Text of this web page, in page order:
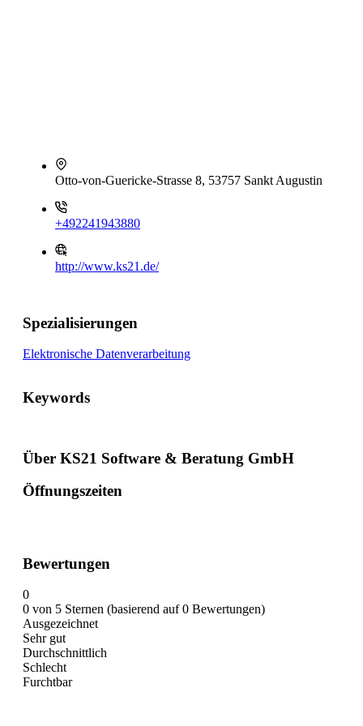
Otto-von-Guericke-Strasse 8, 53757 Sankt Augustin
+492241943880
http://www.ks21.de/
Spezialisierungen
Elektronische Datenverarbeitung
Keywords
Über KS21 Software & Beratung GmbH
Öffnungszeiten
Bewertungen
0
0 von 5 Sternen (basierend auf 0 Bewertungen)
Ausgezeichnet
Sehr gut
Durchschnittlich
Schlecht
Furchtbar